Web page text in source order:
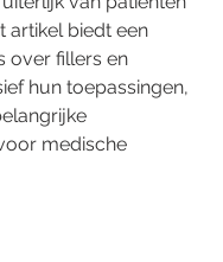
artikel biedt een
over fillers en
hun toepassingen,
medische